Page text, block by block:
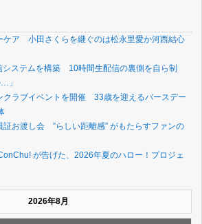
ケア 小田さくらを継ぐのは松永里愛か河西結心
システムを構築 10時間生配信の裏側を自ら制
」
クラブイベントを開催 33歳を迎えるバースデー
証お渡し会 ”らしい距離感” がもたらすファンの
が告げた、2026年夏のハロー！プロジェ
2026年8月